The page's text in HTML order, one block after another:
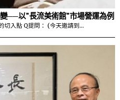
──以”長流美術館”市場營運為例
切入點 Q提問： (今天邀請到…